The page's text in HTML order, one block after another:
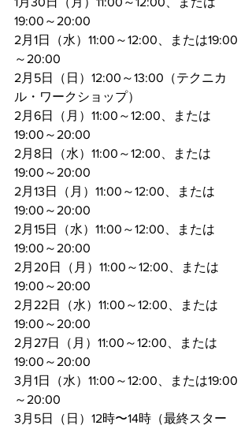
19:00～20:00
2月1日（水）11:00～12:00、または19:00
～20:00
2月5日（日）12:00～13:00（テクニカ
ル・ワークショップ）
2月6日（月）11:00～12:00、または
19:00～20:00
2月8日（水）11:00～12:00、または
19:00～20:00
2月13日（月）11:00～12:00、または
19:00～20:00
2月15日（水）11:00～12:00、または
19:00～20:00
2月20日（月）11:00～12:00、または
19:00～20:00
2月22日（水）11:00～12:00、または
19:00～20:00
2月27日（月）11:00～12:00、または
19:00～20:00
3月1日（水）11:00～12:00、または19:00
～20:00
3月5日（日）12時〜14時（最終スター